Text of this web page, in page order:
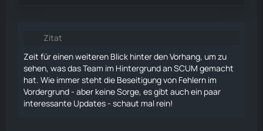
Zitat
Zeit für einen weiteren Blick hinter den Vorhang, um zu
sehen, was das Team im Hintergrund an SCUM gemacht
hat. Wie immer steht die Beseitigung von Fehlern im
Vordergrund - aber keine Sorge, es gibt auch ein paar
interessante Updates - schaut mal rein!